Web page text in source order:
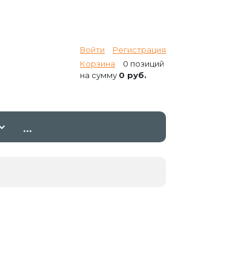
Войти
Регистрация
Корзина
0 позиций
на сумму 0 руб.
...